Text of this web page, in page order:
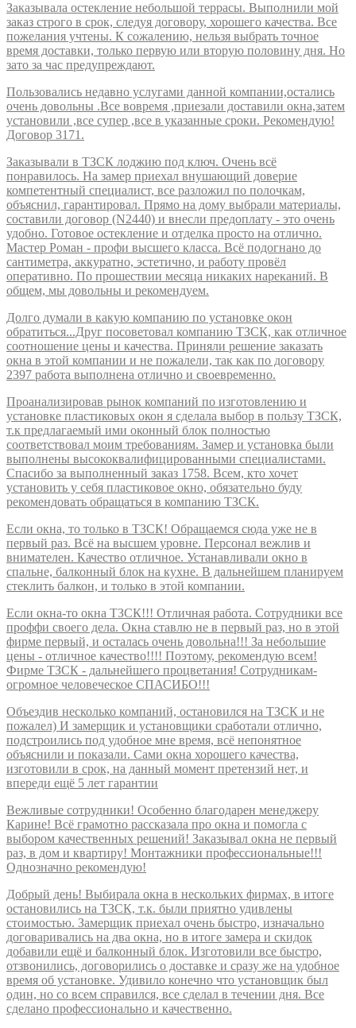
Заказывала остекление небольшой террасы. Выполнили мой
заказ строго в срок, следуя договору, хорошего качества. Все
пожелания учтены. К сожалению, нельзя выбрать точное
время доставки, только первую или вторую половину дня. Но
зато за час предупреждают.
Пользовались недавно услугами данной компании,остались
очень довольны .Все вовремя ,приезали доставили окна,затем
установили ,все супер ,все в указанные сроки. Рекомендую!
Договор 3171.
Заказывали в ТЗСК лоджию под ключ. Очень всё
понравилось. На замер приехал внушающий доверие
компетентный специалист, все разложил по полочкам,
объяснил, гарантировал. Прямо на дому выбрали материалы,
составили договор (N2440) и внесли предоплату - это очень
удобно. Готовое остекление и отделка просто на отлично.
Мастер Роман - профи высшего класса. Всё подогнано до
сантиметра, аккуратно, эстетично, и работу провёл
оперативно. По прошествии месяца никаких нареканий. В
общем, мы довольны и рекомендуем.
Долго думали в какую компанию по установке окон
обратиться...Друг посоветовал компанию ТЗСК, как отличное
соотношение цены и качества. Приняли решение заказать
окна в этой компании и не пожалели, так как по договору
2397 работа выполнена отлично и своевременно.
Проанализировав рынок компаний по изготовлению и
установке пластиковых окон я сделала выбор в пользу ТЗСК,
т.к предлагаемый ими оконный блок полностью
соответствовал моим требованиям. Замер и установка были
выполнены высококвалифицированными специалистами.
Спасибо за выполненный заказ 1758. Всем, кто хочет
установить у себя пластиковое окно, обязательно буду
рекомендовать обращаться в компанию ТЗСК.
Если окна, то только в ТЗСК! Обращаемся сюда уже не в
первый раз. Всё на высшем уровне. Персонал вежлив и
внимателен. Качество отличное. Устанавливали окно в
спальне, балконный блок на кухне. В дальнейшем планируем
стеклить балкон, и только в этой компании.
Если окна-то окна ТЗСК!!! Отличная работа. Сотрудники все
проффи своего дела. Окна ставлю не в первый раз, но в этой
фирме первый, и осталась очень довольна!!! За небольшие
цены - отличное качество!!!! Поэтому, рекомендую всем!
Фирме ТЗСК - дальнейшего процветания! Сотрудникам-
огромное человеческое СПАСИБО!!!
Объездив несколько компаний, остановился на ТЗСК и не
пожалел) И замерщик и установщики сработали отлично,
подстроились под удобное мне время, всё непонятное
объяснили и показали. Сами окна хорошего качества,
изготовили в срок, на данный момент претензий нет, и
впереди ещё 5 лет гарантии
Вежливые сотрудники! Особенно благодарен менеджеру
Карине! Всё грамотно рассказала про окна и помогла с
выбором качественных решений! Заказывал окна не первый
раз, в дом и квартиру! Монтажники профессиональные!!!
Однозначно рекомендую!
Добрый день! Выбирала окна в нескольких фирмах, в итоге
остановились на ТЗСК, т.к. были приятно удивлены
стоимостью. Замерщик приехал очень быстро, изначально
договаривались на два окна, но в итоге замера и скидок
добавили ещё и балконный блок. Изготовили все быстро,
отзвонились, договорились о доставке и сразу же на удобное
время об установке. Удивило конечно что установщик был
один, но со всем справился, все сделал в течении дня. Все
сделано профессионально и качественно.